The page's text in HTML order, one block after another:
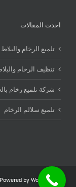
احدث المقالات
تلميع الرخام والبلاط 0553960210
تنظيف الرخام
شركة تلميع رخام
تلميع سلالم الرخام
by WordPress